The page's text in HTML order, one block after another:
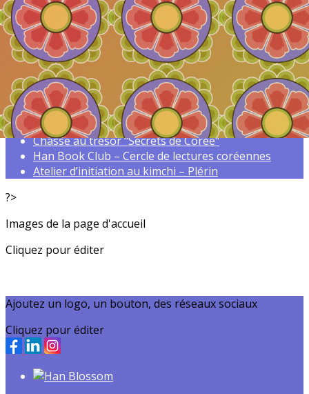
Exporter les lignes sélectionnées
Exporter toutes les colonnes
Exporter uniquement les colonnes affichées
Menu
<
>
Chasse au trésor "Secrets de Corée"
Han Book Club – Cercle de lectures coréennes
Atelier d’initiation au kimchi – Plérin
?>
Images de la page d'accueil
Cliquez pour éditer
Ajoutez un logo, un bouton, des réseaux sociaux
Cliquez pour éditer